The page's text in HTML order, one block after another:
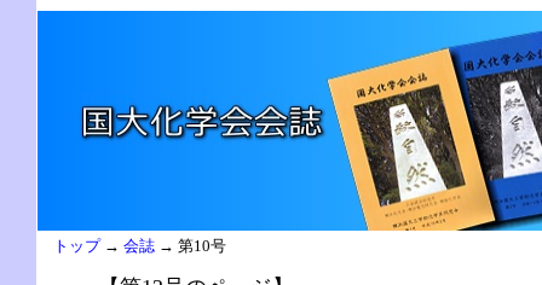
トップ→ 会誌 → 第10号